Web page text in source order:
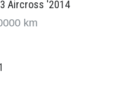
Aircross '2014
km